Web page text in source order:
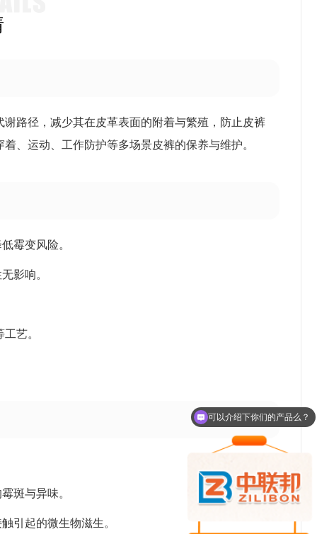
路径，减少其在皮革表面的附着与繁殖，防止皮裤
、运动、工作防护等多场景皮裤的保养与维护。
霉变风险。
影响。
艺。
斑与异味。
引起的微生物滋生。
可以介绍下你们的产品么？
你们是怎么收费的呢？